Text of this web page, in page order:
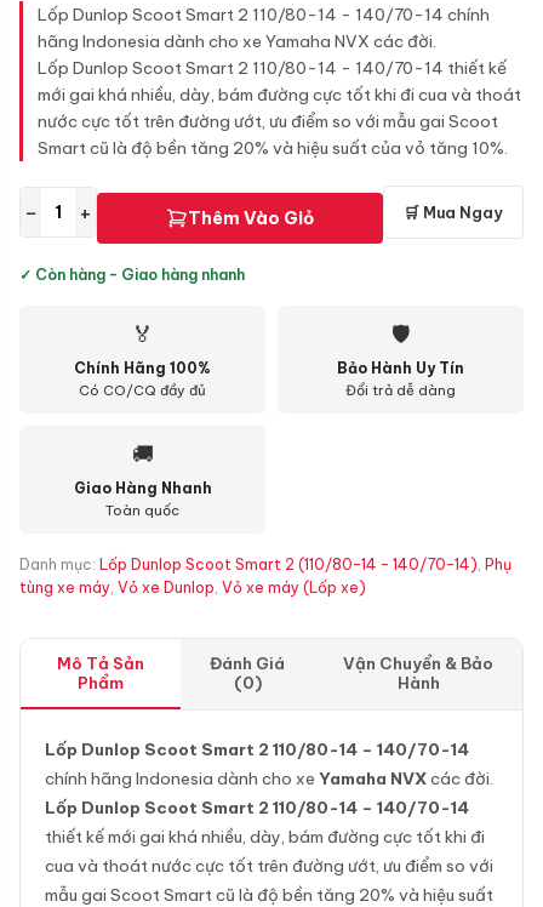
Lốp Dunlop Scoot Smart 2 110/80-14 - 140/70-14 chính
hãng Indonesia dành cho xe Yamaha NVX các đời.
Lốp Dunlop Scoot Smart 2 110/80-14 - 140/70-14 thiết kế
mới gai khá nhiều, dày, bám đường cực tốt khi đi cua và thoát
nước cực tốt trên đường ướt, ưu điểm so với mẫu gai Scoot
Smart cũ là độ bền tăng 20% và hiệu suất của vỏ tăng 10%.
− + Thêm Vào Giỏ 🛒 Mua Ngay
✓ Còn hàng - Giao hàng nhanh
🏅
Chính Hãng 100%
Có CO/CQ đầy đủ
🛡
Bảo Hành Uy Tín
Đổi trả dễ dàng
🚚
Giao Hàng Nhanh
Toàn quốc
Danh mục: Lốp Dunlop Scoot Smart 2 (110/80-14 - 140/70-14), Phụ
tùng xe máy, Vỏ xe Dunlop, Vỏ xe máy (Lốp xe)
Mô Tả Sản
Phẩm
Đánh Giá
(0)
Vận Chuyển & Bảo
Hành
Lốp Dunlop Scoot Smart 2 110/80-14 – 140/70-14
chính hãng Indonesia dành cho xe Yamaha NVXcác đời.
Lốp Dunlop Scoot Smart 2 110/80-14 – 140/70-14
thiết kế mới gai khá nhiều, dày, bám đường cực tốt khi đi
cua và thoát nước cực tốt trên đường ướt, ưu điểm so với
mẫu gai Scoot Smart cũ là độ bền tăng 20% và hiệu suất